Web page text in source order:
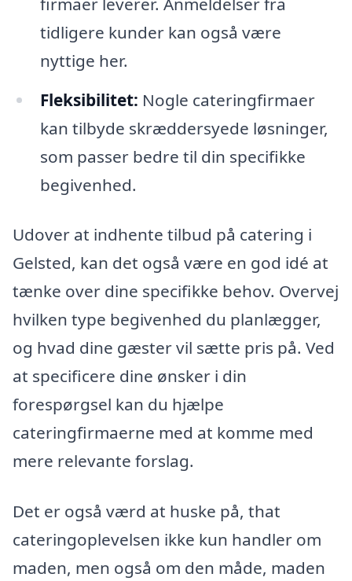
tidligere kunder kan også være
nyttige her.
Fleksibilitet: Nogle cateringfirmaer
kan tilbyde skræddersyede løsninger,
som passer bedre til din specifikke
begivenhed.
Udover at indhente tilbud på catering i
Gelsted, kan det også være en god idé at
tænke over dine specifikke behov. Overvej
hvilken type begivenhed du planlægger,
og hvad dine gæster vil sætte pris på. Ved
at specificere dine ønsker i din
forespørgsel kan du hjælpe
cateringfirmaerne med at komme med
mere relevante forslag.
Det er også værd at huske på, that
cateringoplevelsen ikke kun handler om
maden, men også om den måde, maden